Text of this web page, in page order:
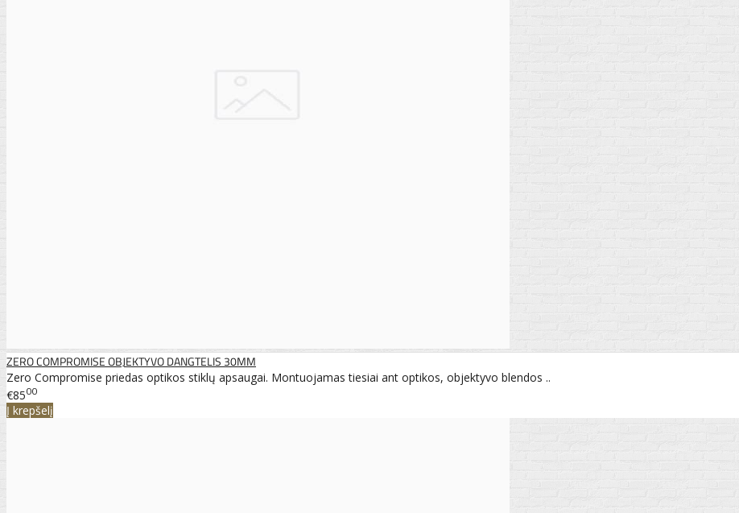
ZERO COMPROMISE OBJEKTYVO DANGTELIS 30MM
Zero Compromise priedas optikos stiklų apsaugai. Montuojamas tiesiai ant optikos, objektyvo blendos ..
€8500
Į krepšelį